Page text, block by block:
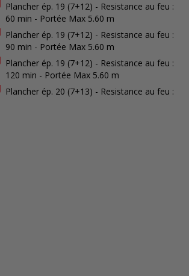
Plancher ép. 19 (7+12) - Resistance au feu :
60 min - Portée Max 5.60 m
Plancher ép. 19 (7+12) - Resistance au feu :
90 min - Portée Max 5.60 m
Plancher ép. 19 (7+12) - Resistance au feu :
120 min - Portée Max 5.60 m
Plancher ép. 20 (7+13) - Resistance au feu :